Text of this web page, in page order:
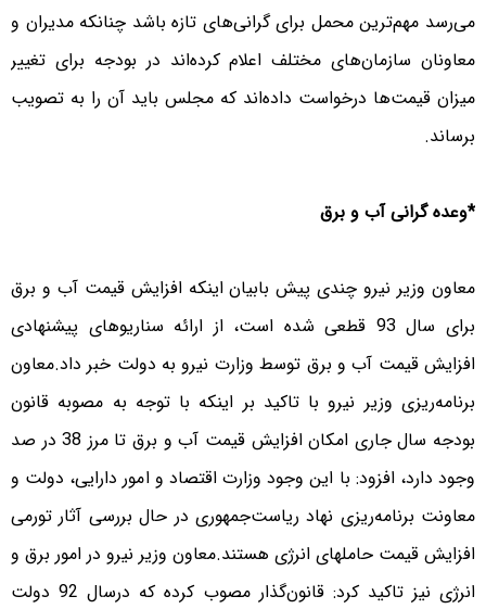
می‌رسد مهم‌ترین محمل برای گرانی‌های تازه باشد چنانکه مدیران و
معاونان سازمان‌های مختلف اعلام کرده‌اند در بودجه برای تغییر
میزان قیمت‌ها درخواست داده‌اند که مجلس باید آن را به تصویب
برساند.
*وعده گرانی آب و برق
معاون وزیر نیرو چندی پیش بابیان اینکه افزایش قیمت آب و برق
برای سال 93 قطعی شده است، از ارائه سناریوهای پیشنهادی
افزایش قیمت آب و برق توسط وزارت نیرو به دولت خبر داد.معاون
برنامه‌ریزی وزیر نیرو با تاکید بر اینکه با توجه به مصوبه قانون
بودجه سال جاری امکان افزایش قیمت آب و برق تا مرز 38 در صد
وجود دارد، افزود: با این وجود وزارت اقتصاد و امور دارایی، دولت و
معاونت برنامه‌ریزی‌ نهاد ریاست‌جمهوری در حال بررسی آثار تورمی
افزایش قیمت حاملهای انرژی هستند.معاون وزیر نیرو در امور برق و
انرژی نیز تاکید کرد: قانون‌گذار مصوب کرده که درسال 92 دولت